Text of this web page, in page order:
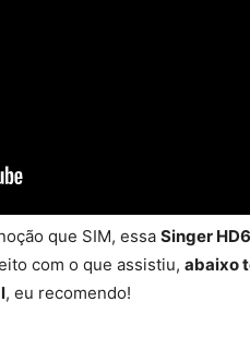
que SIM, essa Singer
com o que assistiu, abaixo
, eu recomendo!